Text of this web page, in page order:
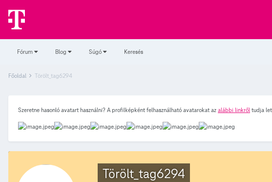
Fórum Blog Súgó Keresés
Főoldal Törölt_tag6294
Szeretne hasonló avatart használni? A profilképként felhasználható avatarokat az alábbi linkről tudja
Törölt_tag6294